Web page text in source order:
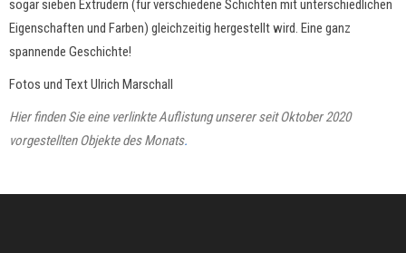
sogar sieben Extrudern (für verschiedene Schichten mit unterschiedlichen
Eigenschaften und Farben) gleichzeitig hergestellt wird. Eine ganz
spannende Geschichte!
Fotos und Text Ulrich Marschall
Hier finden Sie eine verlinkte Auflistung unserer seit Oktober 2020
vorgestellten Objekte des Monats.